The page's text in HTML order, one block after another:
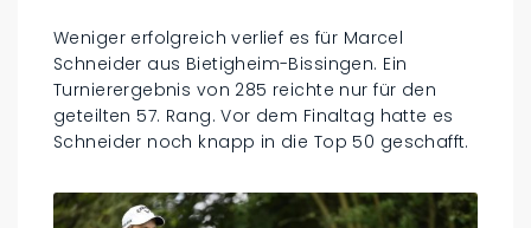
Weniger erfolgreich verlief es für Marcel
Schneider aus Bietigheim-Bissingen. Ein
Turnierergebnis von 285 reichte nur für den
geteilten 57. Rang. Vor dem Finaltag hatte es
Schneider noch knapp in die Top 50 geschafft.